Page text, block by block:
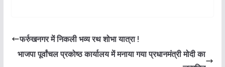
s
A
b
o
er e
dI
l
फर्रुखनगर में निकली भव्य रथ शोभा यात्रा !
भाजपा पूर्वांचल प्रकोष्ठ कार्यालय में मनाया गया प्रधानमंत्री मोदी का